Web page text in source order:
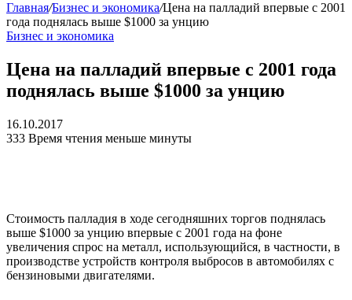
Главная/Бизнес и экономика/Цена на палладий впервые с 2001
года поднялась выше $1000 за унцию
Бизнес и экономика
Цена на палладий впервые с 2001 года
поднялась выше $1000 за унцию
16.10.2017
333 Время чтения меньше минуты
Стоимость палладия в ходе сегодняшних торгов поднялась
выше $1000 за унцию впервые с 2001 года на фоне
увеличения спрос на металл, использующийся, в частности, в
производстве устройств контроля выбросов в автомобилях с
бензиновыми двигателями.